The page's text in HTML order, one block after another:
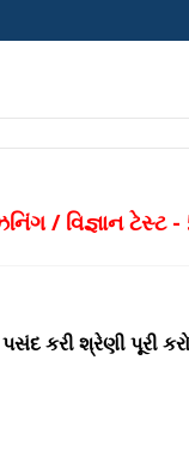
/ વિજ્ઞાન ટેસ્ટ -
કરી શ્રેણી પૂરી